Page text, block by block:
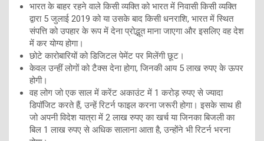
भारत के बाहर रहने वाले किसी व्यक्ति को भारत में निवासी किसी व्यक्ति
द्वारा 5 जुलाई 2019 को या उसके बाद किसी धनराशि, भारत में स्थित
संपत्ति को उपहार के रूप में देना प्रोद्भूत माना जाएगा और इसलिए वह देश
में कर योग्य होगा।
छोटे कारोबारियों को डिजिटल पेमेंट पर मिलेंगी छूट।
केवल उन्हीं लोगों को टैक्स देना होगा, जिनकी आय 5 लाख रुपए के ऊपर
होगी।
वह लोग जो एक साल में करेंट अकाउंट में 1 करोड़ रुपए से ज्यादा
डिपॉजिट करते हैं, उन्हें रिटर्न फाइल करना जरूरी होगा। इसके साथ ही
जो अपनी विदेश यात्रा में 2 लाख रुपए का खर्च या जिनका बिजली का
बिल 1 लाख रुपए से अधिक सालाना आता है, उन्होंने भी रिटर्न भरना